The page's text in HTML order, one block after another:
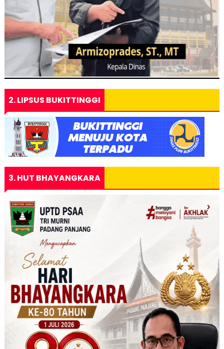
2. LIPSUS BUKITTINGGI
3. HUT BHAYANGKARA